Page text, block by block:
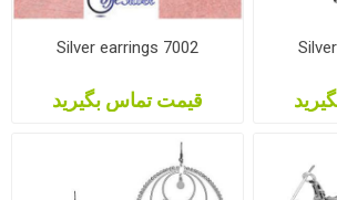
Silver earrings 7002
قیمت تماس بگیرید